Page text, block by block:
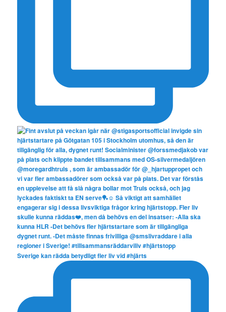
Sverige kan rädda betydligt fler liv vid #hjärts